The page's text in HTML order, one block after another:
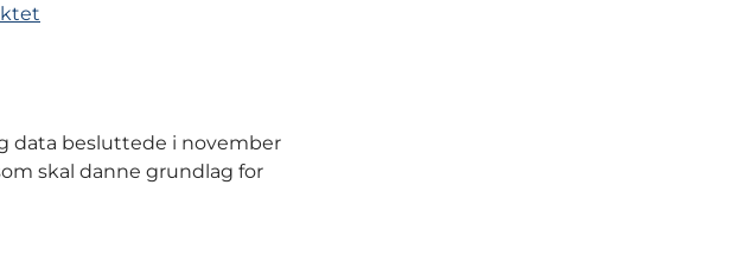
data besluttede i november
skal danne grundlag for